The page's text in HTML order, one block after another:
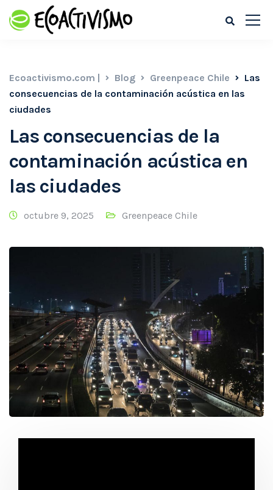
Ecoactivismo.com | Blog Greenpeace Chile
Las
consecuencias de la contaminación acústica en las
ciudades
Las consecuencias de la
contaminación acústica en
las ciudades
octubre 9, 2025 Greenpeace Chile